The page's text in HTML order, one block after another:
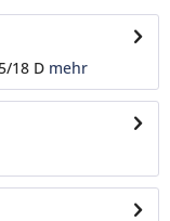
18 D mehr